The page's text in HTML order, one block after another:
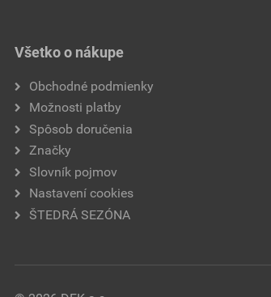
Všetko o nákupe
Obchodné podmienky
Možnosti platby
Spôsob doručenia
Značky
Slovník pojmov
Nastavení cookies
ŠTEDRÁ SEZÓNA